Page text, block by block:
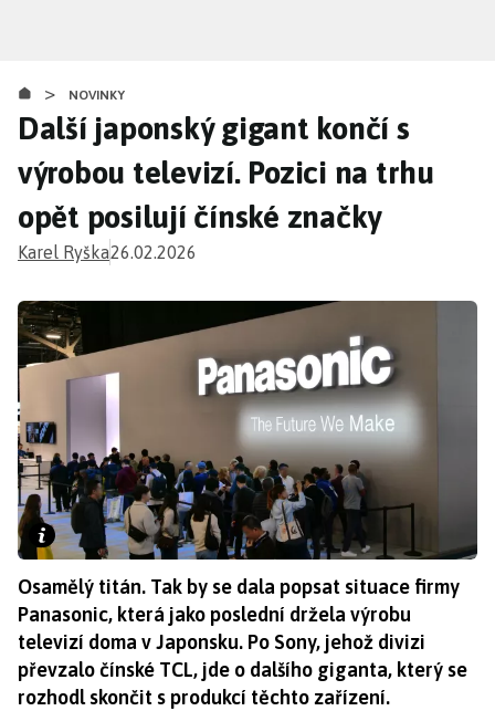
obsahu
> NOVINKY
Další japonský gigant končí s
výrobou televizí. Pozici na trhu
opět posilují čínské značky
Karel Ryška26.02.2026
Osamělý titán. Tak by se dala popsat situace firmy
Panasonic, která jako poslední držela výrobu
televizí doma v Japonsku. Po Sony, jehož divizi
převzalo čínské TCL, jde o dalšího giganta, který se
rozhodl skončit s produkcí těchto zařízení.